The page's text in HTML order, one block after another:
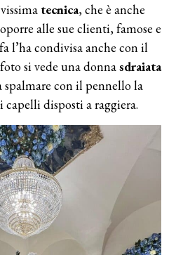
tecnica, che è anche
alle sue clienti, famose e
l’ha condivisa anche con il
si vede una donnasdraiata
con il pennello la
capelli disposti a raggiera.